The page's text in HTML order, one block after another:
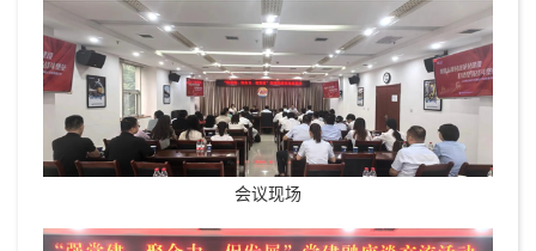
会议现场